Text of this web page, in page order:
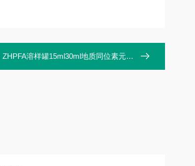
ZHPFA溶样罐15ml30ml地质同位素元素分析使用